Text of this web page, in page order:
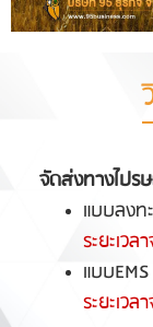
จัดส่งทางไป
แบบลงท
ระยะเว
แบบ
ระยะเว